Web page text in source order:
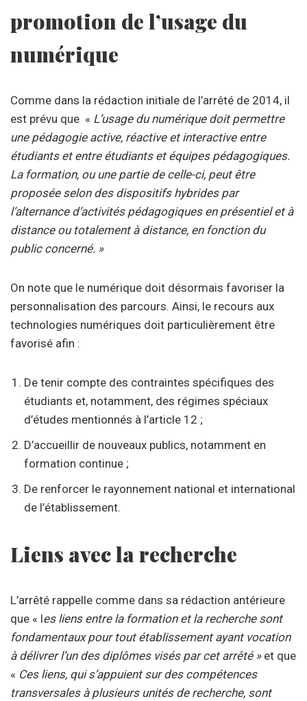
promotion de l’usage du
numérique
Comme dans la rédaction initiale de l’arrêté de 2014, il
est prévu que « L’usage du numérique doit permettre
une pédagogie active, réactive et interactive entre
étudiants et entre étudiants et équipes pédagogiques.
La formation, ou une partie de celle-ci, peut être
proposée selon des dispositifs hybrides par
l’alternance d’activités pédagogiques en présentiel et à
distance ou totalement à distance, en fonction du
public concerné. »
On note que le numérique doit désormais favoriser la
personnalisation des parcours. Ainsi, le recours aux
technologies numériques doit particulièrement être
favorisé afin :
De tenir compte des contraintes spécifiques des
étudiants et, notamment, des régimes spéciaux
d’études mentionnés à l’article 12 ;
D’accueillir de nouveaux publics, notamment en
formation continue ;
De renforcer le rayonnement national et international
de l’établissement.
Liens avec la recherche
L’arrêté rappelle comme dans sa rédaction antérieure
que « les liens entre la formation et la recherche sont
fondamentaux pour tout établissement ayant vocation
à délivrer l’un des diplômes visés par cet arrêté »et que
« Ces liens, qui s’appuient sur des compétences
transversales à plusieurs unités de recherche, sont